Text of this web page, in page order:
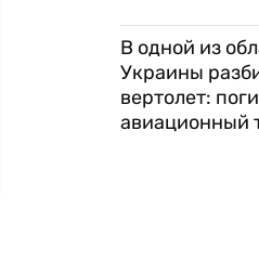
В одной из
Украины
вертолет:
авиационный